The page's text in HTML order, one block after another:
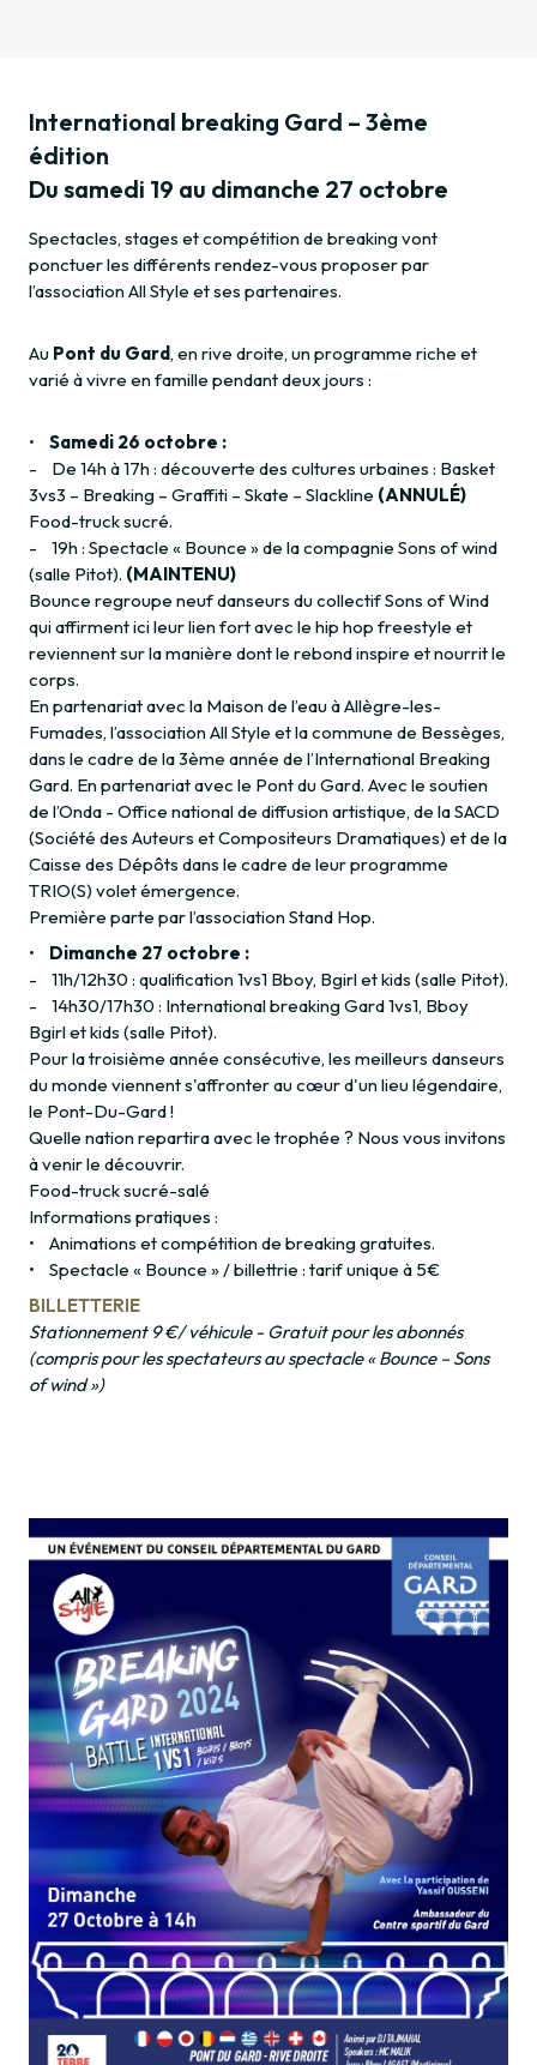
International breaking Gard – 3ème
édition
Du samedi 19 au dimanche 27 octobre
Spectacles, stages et compétition de breaking vont
ponctuer les différents rendez-vous proposer par
l’association All Style et ses partenaires.
Au Pont du Gard, en rive droite, un programme riche et
varié à vivre en famille pendant deux jours :
• Samedi 26 octobre :
- De 14h à 17h : découverte des cultures urbaines : Basket
3vs3 – Breaking – Graffiti – Skate – Slackline (ANNULÉ)
Food-truck sucré.
- 19h : Spectacle « Bounce » de la compagnie Sons of wind
(salle Pitot). (MAINTENU)
Bounce regroupe neuf danseurs du collectif Sons of Wind
qui affirment ici leur lien fort avec le hip hop freestyle et
reviennent sur la manière dont le rebond inspire et nourrit le
corps.
En partenariat avec la Maison de l’eau à Allègre-les-
Fumades, l’association All Style et la commune de Bessèges,
dans le cadre de la 3ème année de l’International Breaking
Gard. En partenariat avec le Pont du Gard. Avec le soutien
de l’Onda - Office national de diffusion artistique, de la SACD
(Société des Auteurs et Compositeurs Dramatiques) et de la
Caisse des Dépôts dans le cadre de leur programme
TRIO(S) volet émergence.
Première parte par l’association Stand Hop.
•
Dimanche 27 octobre :
- 11h/12h30 : qualification 1vs1 Bboy, Bgirl et kids (salle Pitot).
- 14h30/17h30 : International breaking Gard 1vs1, Bboy
Bgirl et kids (salle Pitot).
Pour la troisième année consécutive, les meilleurs danseurs
du monde viennent s'affronter au cœur d'un lieu légendaire,
le Pont-Du-Gard !
Quelle nation repartira avec le trophée ? Nous vous invitons
à venir le découvrir.
Food-truck sucré-salé
Informations pratiques :
• Animations et compétition de breaking gratuites.
• Spectacle « Bounce » / billettrie : tarif unique à 5€
BILLETTERIE
Stationnement 9 €/ véhicule - Gratuit pour les abonnés
(compris pour les spectateurs au spectacle « Bounce – Sons
of wind »)